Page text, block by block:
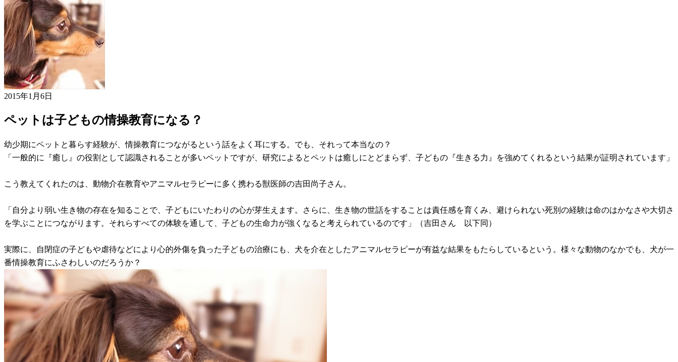
2015年1月6日
ペットは子どもの情操教育になる？
幼少期にペットと暮らす経験が、情操教育につながるという話をよく耳にする。でも、それって本当なの？
「一般的に『癒し』の役割として認識されることが多いペットですが、研究によるとペットは癒しにとどまらず、子どもの『生きる力』を強めてくれるという結果が証明されています」
こう教えてくれたのは、動物介在教育やアニマルセラピーに多く携わる獣医師の吉田尚子さん。
「自分より弱い生き物の存在を知ることで、子どもにいたわりの心が芽生えます。さらに、生き物の世話をすることは責任感を育くみ、避けられない死別の経験は命のはかなさや大切さ
を学ぶことにつながります。それらすべての体験を通して、子どもの生命力が強くなると考えられているのです」（吉田さん 以下同）
実際に、自閉症の子どもや虐待などにより心的外傷を負った子どもの治療にも、犬を介在としたアニマルセラピーが有益な結果をもたらしているという。様々な動物のなかでも、犬が一
番情操教育にふさわしいのだろうか？